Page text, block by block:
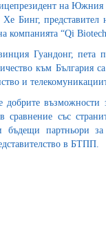
на
Хе Бинг,
компанията “Qi
Гуандонг, пета
към България
и
добрите
сравнение със
бъдещи партньори
в БТПП.